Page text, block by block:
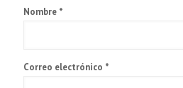
Nombre *
Correo electrónico *